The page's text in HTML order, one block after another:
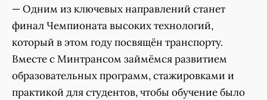
— Одним из ключевых направлений станет
финал Чемпионата высоких технологий,
который в этом году посвящён транспорту.
Вместе с Минтрансом займёмся развитием
образовательных программ, стажировками и
практикой для студентов, чтобы обучение было